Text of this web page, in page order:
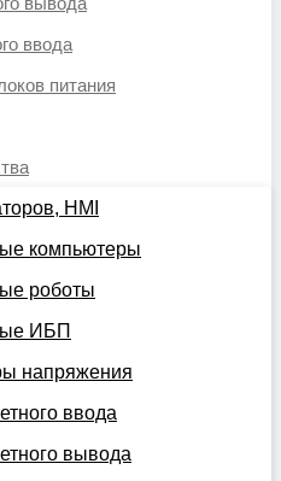
ввода
питания
HMI
компьютеры
роботы
ИБП
напряжения
ввода
вывода